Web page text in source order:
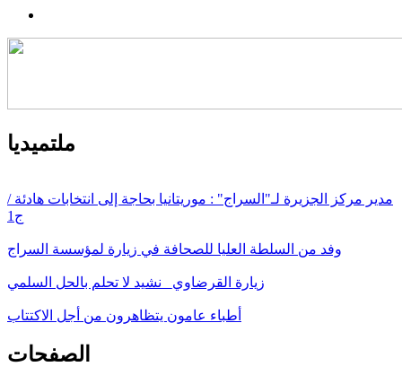
ملتميديا
مدير مركز الجزيرة لـ"السراج" : موريتانيا بحاجة إلى انتخابات هادئة /
ج1
وفد من السلطة العليا للصحافة في زيارة لمؤسسة السراج
زيارة القرضاوي_ نشيد لا تحلم بالحل السلمي
أطباء عامون يتظاهرون من أجل الاكتتاب
الصفحات